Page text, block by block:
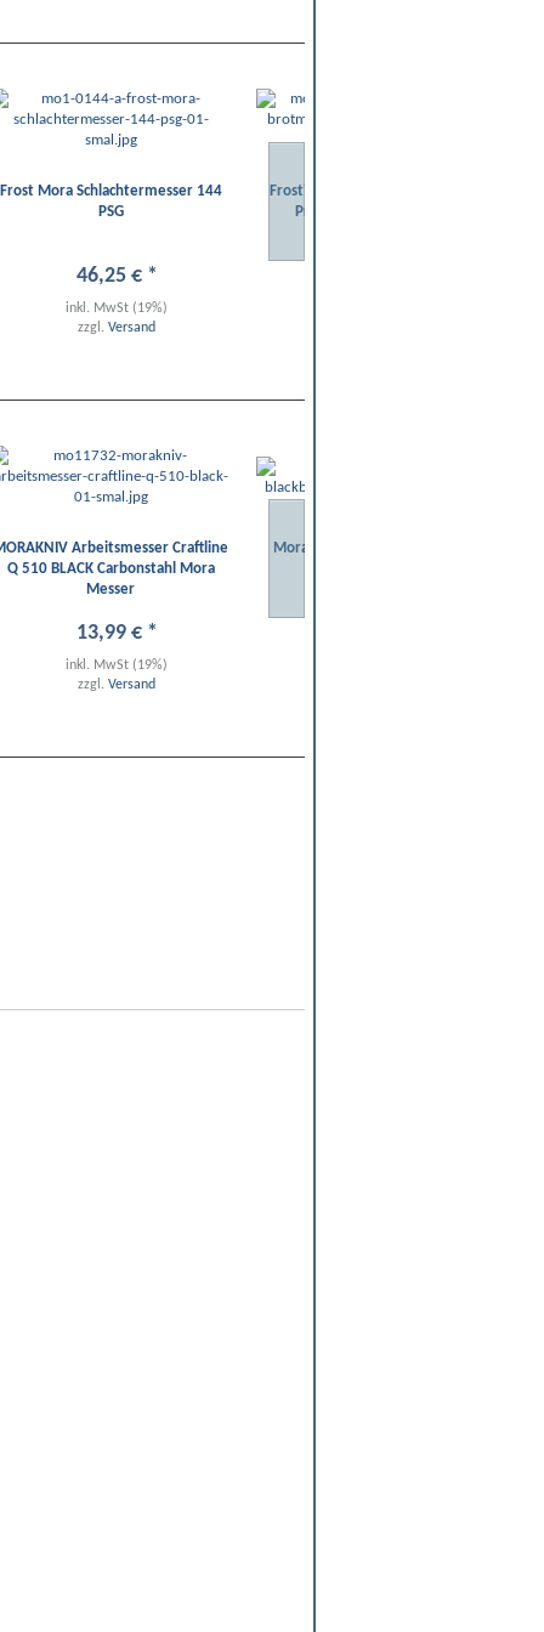
Frost Mora Schlachtermesser 144
PSG
46,25 €*
inkl. MwSt (19%)
zzgl. Versand
Frost's 3214PG (Brotmesser) mit
Progrip Morakniv Messer
Arbeitsmesser Craftline
Q 510 BLACK Carbonstahl Mora
Messer
13,99 €*
inkl. MwSt (19%)
zzgl. Versand
Morakniv Lok BlackBlade (S) Ash